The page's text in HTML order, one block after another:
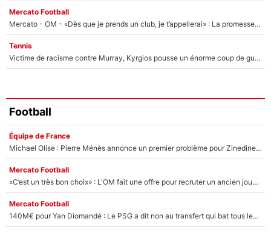
Mercato Football
Mercato - OM - «Dès que je prends un club, je t’appellerai» : La promesse de Marcelino au moment de claquer la porte
Tennis
Victime de racisme contre Murray, Kyrgios pousse un énorme coup de gueule !
Football
Équipe de France
Michael Olise : Pierre Ménès annonce un premier problème pour Zinedine Zidane en équipe de France
Mercato Football
«C’est un très bon choix» : L'OM fait une offre pour recruter un ancien joueur du PSG... et c'est validé dans l'After Foot !
Mercato Football
140M€ pour Yan Diomandé : Le PSG a dit non au transfert qui bat tous les records sur le mercato